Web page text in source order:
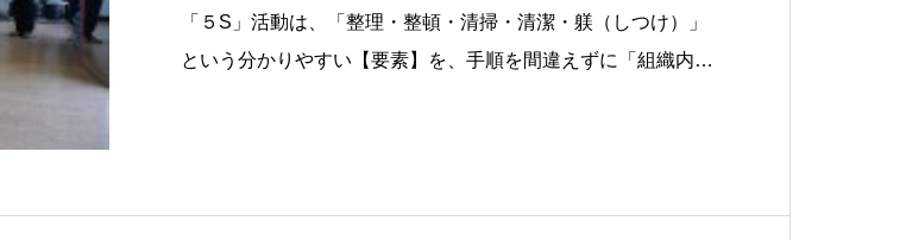
「５S」活動は、「整理・整頓・清掃・清潔・躾（しつけ）」
という分かりやすい【要素】を、手順を間違えずに「組織内」
りません。それ